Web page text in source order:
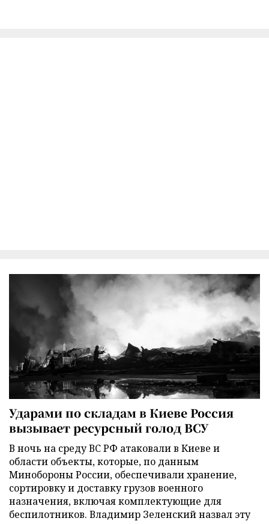
Ударами по складам в Киеве Россия
вызывает ресурсный голод ВСУ
В ночь на среду ВС РФ атаковали в Киеве и
области объекты, которые, по данным
Минобороны России, обеспечивали хранение,
сортировку и доставку грузов военного
назначения, включая комплектующие для
беспилотников. Владимир Зеленский назвал эту